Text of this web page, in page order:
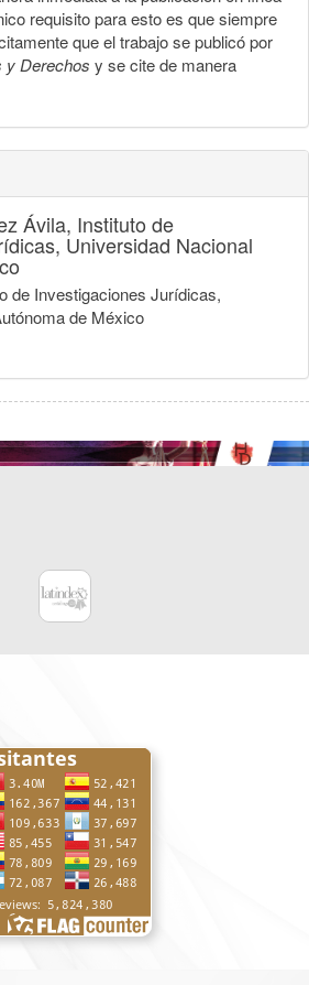
requisito para esto es que siempre
que el trabajo se publicó por
y Derechos y se cite de manera
Ávila, Instituto de
Universidad Nacional
de Investigaciones Jurídicas,
de México